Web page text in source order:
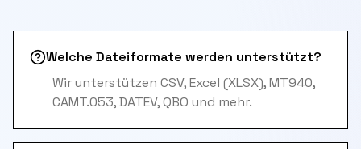
Welche Dateiformate werden unterstützt?
Wir unterstützen CSV, Excel (XLSX), MT940,
CAMT.053, DATEV, QBO und mehr.